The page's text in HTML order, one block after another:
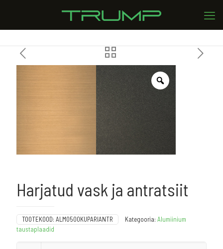
Harjatud vask ja antratsiit
TOOTEKOOD: ALMO500KUPARIANTR Kategooria: Alumiinium
taustaplaadid